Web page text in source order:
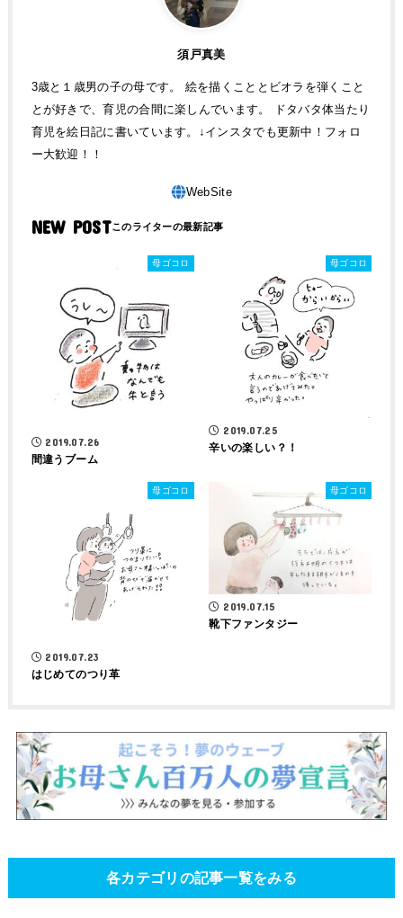
須戸真美
3歳と１歳男の子の母です。 絵を描くこととビオラを弾くこと
とが好きで、育児の合間に楽しんでいます。 ドタバタ体当たり
育児を絵日記に書いています。↓インスタでも更新中！フォロ
ー大歓迎！！
NEW POST
母ゴコロ
2019.07.26
間違うブーム
母ゴコロ
2019.07.25
辛いの楽しい？！
母ゴコロ
2019.07.23
はじめてのつり革
母ゴコロ
2019.07.15
靴下ファンタジー
各カテゴリの記事一覧をみる